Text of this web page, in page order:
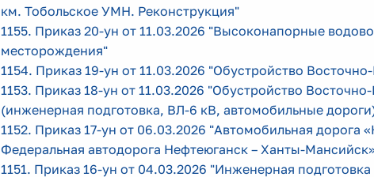
км. Тобольское УМН. Реконструкция"
1155. Приказ 20-ун от 11.03.2026 "Высоконапорные
месторождения"
1154. Приказ 19-ун от 11.03.2026 "Обустройство
1153. Приказ 18-ун от 11.03.2026 "Обустройство
(инженерная подготовка, ВЛ-6 кВ, автомобильные
1152. Приказ 17-ун от 06.03.2026 "Автомобильная
Федеральная автодорога Нефтеюганск – Ханты-
1151. Приказ 16-ун от 04.03.2026 "Инженерная